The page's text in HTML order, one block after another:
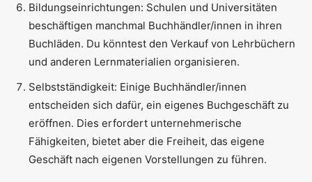
Bildungseinrichtungen: Schulen und Universitäten
beschäftigen manchmal Buchhändler/innen in ihren
Buchläden. Du könntest den Verkauf von Lehrbüchern
und anderen Lernmaterialien organisieren.
Selbstständigkeit: Einige Buchhändler/innen
entscheiden sich dafür, ein eigenes Buchgeschäft zu
eröffnen. Dies erfordert unternehmerische
Fähigkeiten, bietet aber die Freiheit, das eigene
Geschäft nach eigenen Vorstellungen zu führen.